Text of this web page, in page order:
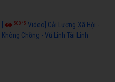
50845 Video] Cải Lương Xã Hội -
Không Chồng - Vũ Linh Tài Linh